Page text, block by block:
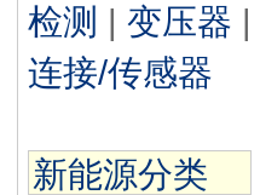
检测 | 变压器 |
连接/传感器
新能源分类